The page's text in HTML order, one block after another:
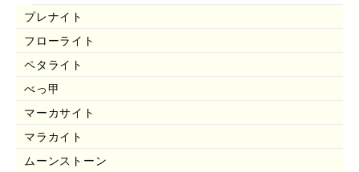
プレナイト
フローライト
ペタライト
べっ甲
マーカサイト
マラカイト
ムーンストーン